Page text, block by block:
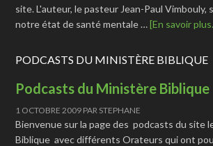
site. L'auteur, le pasteur Jean-Paul Vimbouly,
notre état de santé mentale …[En savoir
PODCASTS DU MINISTÈRE BIBLIQUE
Podcasts du Ministère Biblique
1 OCTOBRE 2009 PAR STEPHANE
Bienvenue sur la page des podcasts du site
Biblique avec différents Orateurs qui ont